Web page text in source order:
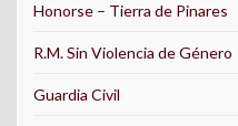
Honorse – Tierra de Pinares
R.M. Sin Violencia de Género
Guardia Civil